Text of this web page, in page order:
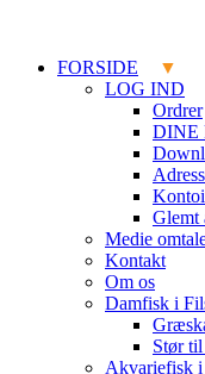
FORSIDE
LOG IND
Ordrer
DINE
Glemt
Medie
Kontakt
Om os
Damfisk i
Stør
Akvariefisk i